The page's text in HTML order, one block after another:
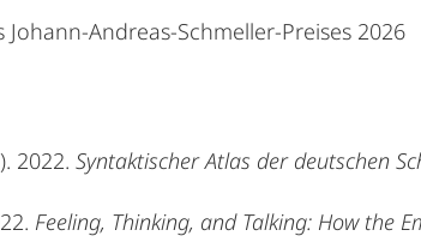
Andreas-Schmeller-Preises 2026
2022. Syntaktischer Atlas der deutschen
Feeling, Thinking, and Talking: How the